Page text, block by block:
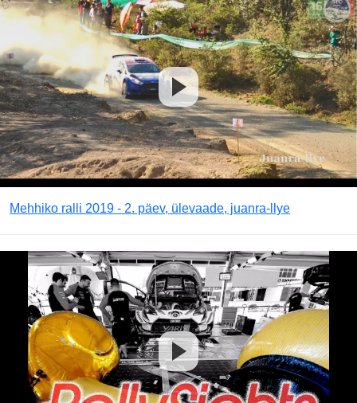
Mehhiko ralli 2019 - 2. päev, ülevaade, juanra-llye